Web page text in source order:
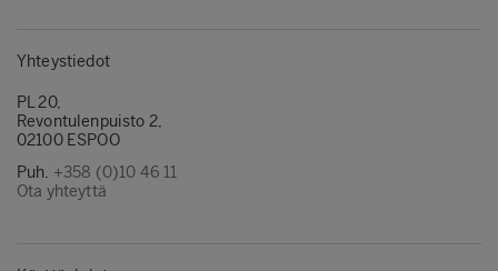
Yhteystiedot
PL 20,
Revontulenpuisto 2,
02100 ESPOO
Puh. +358 (0)10 46 11
Ota yhteyttä